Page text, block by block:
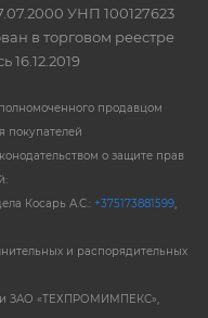
УНП 100127623
в торговом реестре
16.12.2019
продавцом
покупателей
о защите прав
Косарь А.С.: +375173881599,
и распорядительных
ЗАО «ТЕХПРОМИМПЕКС»,